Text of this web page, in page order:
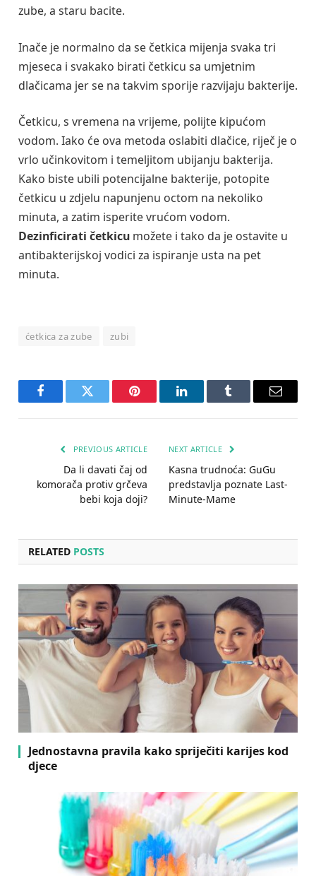
zube, a staru bacite.
Inače je normalno da se četkica mijenja svaka tri
mjeseca i svakako birati četkicu sa umjetnim
dlačicama jer se na takvim sporije razvijaju bakterije.
Četkicu, s vremena na vrijeme, polijte kipućom
vodom. Iako će ova metoda oslabiti dlačice, riječ je o
vrlo učinkovitom i temeljitom ubijanju bakterija.
Kako biste ubili potencijalne bakterije, potopite
četkicu u zdjelu napunjenu octom na nekoliko
minuta, a zatim isperite vrućom vodom.
Dezinficirati četkicu možete i tako da je ostavite u
antibakterijskoj vodici za ispiranje usta na pet
minuta.
ćetkica za zube zubi
FacebookTwitter Pinterest LinkedInTumblr Email
PREVIOUS ARTICLE
Da li davati čaj od
komorača protiv grčeva
bebi koja doji?
NEXT ARTICLE
Kasna trudnoća: GuGu
predstavlja poznate Last-
Minute-Mame
RELATED POSTS
Jednostavna pravila kako spriječiti karijes kod
djece